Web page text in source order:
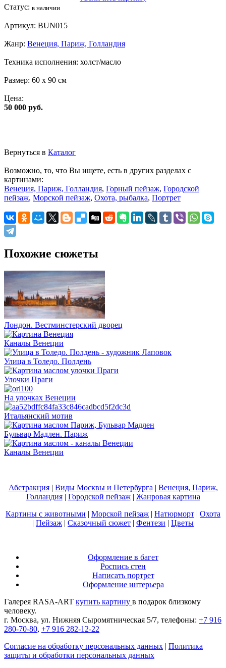
Статус: в наличии
Артикул: BUN015
Жанр: Венеция, Париж, Голландия
Техника исполнения: холст/масло
Размер: 60 x 90 см
Цена:
50 000 руб.
Вернуться в Каталог
Возможно, то, что Вы ищете, есть в других разделах с
картинами:
Венеция, Париж, Голландия, Горный пейзаж, Городской
пейзаж, Морской пейзаж, Охота, рыбалка, Портрет
Похожие сюжеты
Лондон. Вестминстерский дворец
Каналы Венеции
Улица в Толедо. Полдень
Улочки Праги
На улочках Венеции
Итальянский мотив
Бульвар Мадлен. Париж
Каналы Венеции
Абстракция| Виды Москвы и Петербурга | Венеция, Париж,
Голландия| Городской пейзаж| Жанровая картина
Картины с животными | Морской пейзаж | Натюрморт | Охота
| Пейзаж | Сказочный сюжет | Фентези | Цветы
Оформление в багет
Роспись стен
Написать портрет
Оформление интерьера
Галерея RASA-ART купить картину в подарок близкому
человеку.
г. Москва, ул. Нижняя Сыромятническая 5/7, телефоны: +7 916
280-70-80, +7 916 282-12-22
Согласие на обработку персональных данных | Политика
защиты и обработки персональных данных